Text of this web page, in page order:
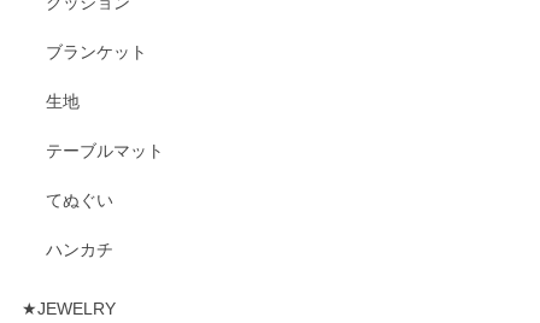
ブランケット
生地
テーブルマット
てぬぐい
ハンカチ
★JEWELRY